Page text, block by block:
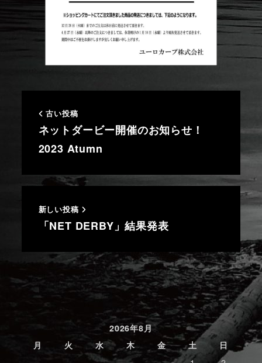
古い投稿
ネットダービー開催のお知らせ！
2023 Atumn
新しい投稿
「NET DERBY」結果発表
2026年8月
月
火 水 木 金 土
日